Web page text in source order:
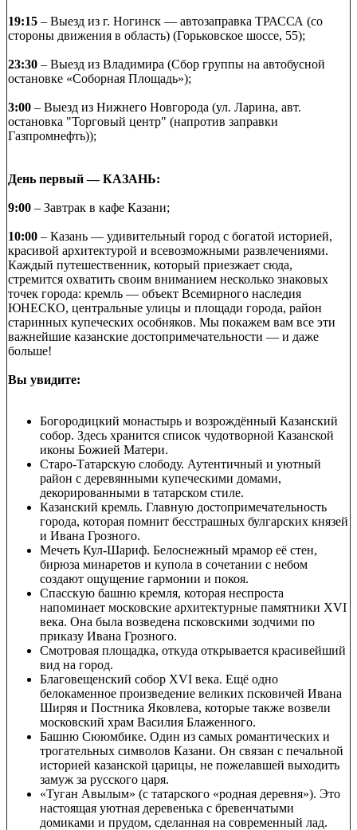
19:15 – Выезд из г. Ногинск — автозаправка ТРАССА (со
стороны движения в область) (Горьковское шоссе, 55);
23:30 – Выезд из Владимира (Сбор группы на автобусной
остановке «Соборная Площадь»);
3:00 – Выезд из Нижнего Новгорода (ул. Ларина, авт.
остановка "Торговый центр" (напротив заправки
Газпромнефть));
День первый — КАЗАНЬ:
9:00 – Завтрак в кафе Казани;
10:00 – Казань — удивительный город с богатой историей,
красивой архитектурой и всевозможными развлечениями.
Каждый путешественник, который приезжает сюда,
стремится охватить своим вниманием несколько знаковых
точек города: кремль — объект Всемирного наследия
ЮНЕСКО, центральные улицы и площади города, район
старинных купеческих особняков. Мы покажем вам все эти
важнейшие казанские достопримечательности — и даже
больше!
Вы увидите:
Богородицкий монастырь и возрождённый Казанский
собор. Здесь хранится список чудотворной Казанской
иконы Божией Матери.
Старо-Татарскую слободу. Аутентичный и уютный
район с деревянными купеческими домами,
декорированными в татарском стиле.
Казанский кремль. Главную достопримечательность
города, которая помнит бесстрашных булгарских князей
и Ивана Грозного.
Мечеть Кул-Шариф. Белоснежный мрамор её стен,
бирюза минаретов и купола в сочетании с небом
создают ощущение гармонии и покоя.
Спасскую башню кремля, которая неспроста
напоминает московские архитектурные памятники XVI
века. Она была возведена псковскими зодчими по
приказу Ивана Грозного.
Смотровая площадка, откуда открывается красивейший
вид на город.
Благовещенский собор XVI века. Ещё одно
белокаменное произведение великих псковичей Ивана
Ширяя и Постника Яковлева, которые также возвели
московский храм Василия Блаженного.
Башню Сююмбике. Один из самых романтических и
трогательных символов Казани. Он связан с печальной
историей казанской царицы, не пожелавшей выходить
замуж за русского царя.
«Туган Авылым» (с татарского «родная деревня»). Это
настоящая уютная деревенька с бревенчатыми
домиками и прудом, сделанная на современный лад.